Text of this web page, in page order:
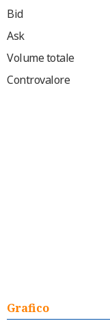
Bid
Ask
Volume totale
Controvalore
Grafico